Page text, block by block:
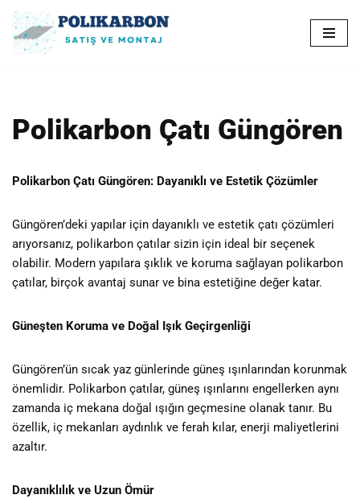
İçeriğe
Polikarbon Çatı Güngören
Polikarbon Çatı Güngören: Dayanıklı ve Estetik Çözümler
Güngören’deki yapılar için dayanıklı ve estetik çatı çözümleri
arıyorsanız, polikarbon çatılar sizin için ideal bir seçenek
olabilir. Modern yapılara şıklık ve koruma sağlayan polikarbon
çatılar, birçok avantaj sunar ve bina estetiğine değer katar.
Güneşten Koruma ve Doğal Işık Geçirgenliği
Güngören’ün sıcak yaz günlerinde güneş ışınlarından korunmak
önemlidir. Polikarbon çatılar, güneş ışınlarını engellerken aynı
zamanda iç mekana doğal ışığın geçmesine olanak tanır. Bu
özellik, iç mekanları aydınlık ve ferah kılar, enerji maliyetlerini
azaltır.
Dayanıklılık ve Uzun Ömür